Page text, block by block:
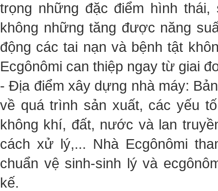
trọng những đặc điểm hình
không những tăng được năng
động các tai nạn và bệnh tật
Ecgônômi can thiệp ngay từ giai
- Địa điểm xây dựng nhà máy:
về quá trình sản xuất, các yếu
không khí, đất, nước và lan
cách xử lý,... Nhà Ecgônômi
chuẩn vệ sinh-sinh lý và
kế.